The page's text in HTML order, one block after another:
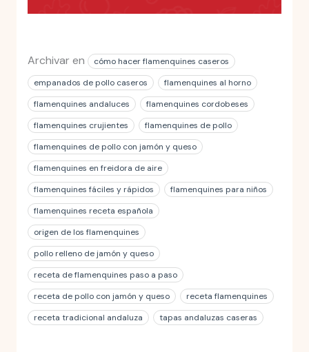
Archivar en
cómo hacer flamenquines caseros
empanados de pollo caseros
flamenquines al horno
flamenquines andaluces
flamenquines cordobeses
flamenquines crujientes
flamenquines de pollo
flamenquines de pollo con jamón y queso
flamenquines en freidora de aire
flamenquines fáciles y rápidos
flamenquines para niños
flamenquines receta española
origen de los flamenquines
pollo relleno de jamón y queso
receta de flamenquines paso a paso
receta de pollo con jamón y queso
receta flamenquines
receta tradicional andaluza
tapas andaluzas caseras